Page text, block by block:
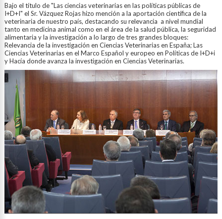
Bajo el título de "Las ciencias veterinarias en las políticas públicas de
I+D+I" el Sr. Vázquez Rojas hizo mención a la aportación científica de la
veterinaria de nuestro país, destacando su relevancia a nivel mundial
tanto en medicina animal como en el área de la salud pública, la seguridad
alimentaria y la investigación a lo largo de tres grandes bloques:
Relevancia de la investigación en Ciencias Veterinarias en España; Las
Ciencias Veterinarias en el Marco Español y europeo en Políticas de I+D+i
y Hacía donde avanza la investigación en Ciencias Veterinarias.